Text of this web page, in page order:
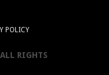
POLICY
RIGHTS